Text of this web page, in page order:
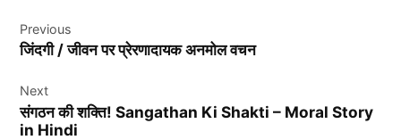
navigation
Previous
जिंदगी / जीवन पर प्रेरणादायक अनमोल वचन
Next
संगठन की शक्ति! Sangathan Ki Shakti – Moral Story
in Hindi